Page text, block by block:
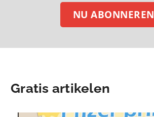
NU ABONNEREN
Gratis artikelen